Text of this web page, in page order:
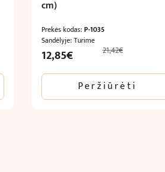
cm)
Prekės kodas:P-1035
Sandėlyje: Turime
21,42€
Original
was:
21,42€.
12,85€ Current
is:
12,85€.
Peržiūrėti